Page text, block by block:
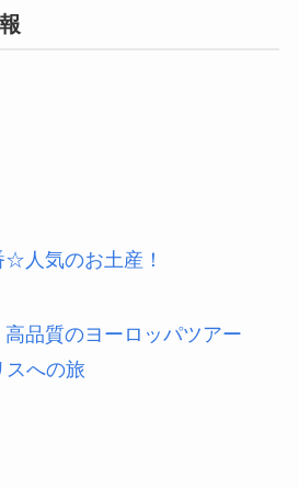
人気のお土産！
品質のヨーロッパツアー
スへの旅